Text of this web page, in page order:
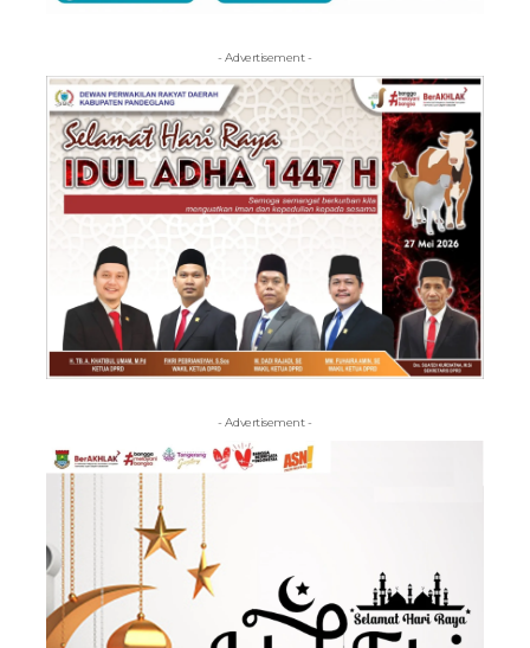
- Advertisement -
- Advertisement -